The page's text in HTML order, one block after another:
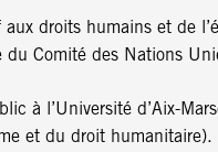
droits humains et de
Comité des Nations
à l’Université d’Aix-
et du droit